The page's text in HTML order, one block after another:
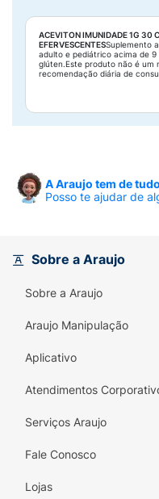
ACEVITON IMUNIDADE 1G 30
EFERVESCENTESSuplemento
adulto e pediátrico acima de
glúten.Este produto não é um
recomendação diária de
A Araujo tem de
Posso te ajudar de
Sobre a Araujo
Sobre a Araujo
Araujo Manipulação
Aplicativo
Atendimentos
Serviços Araujo
Fale Conosco
Lojas